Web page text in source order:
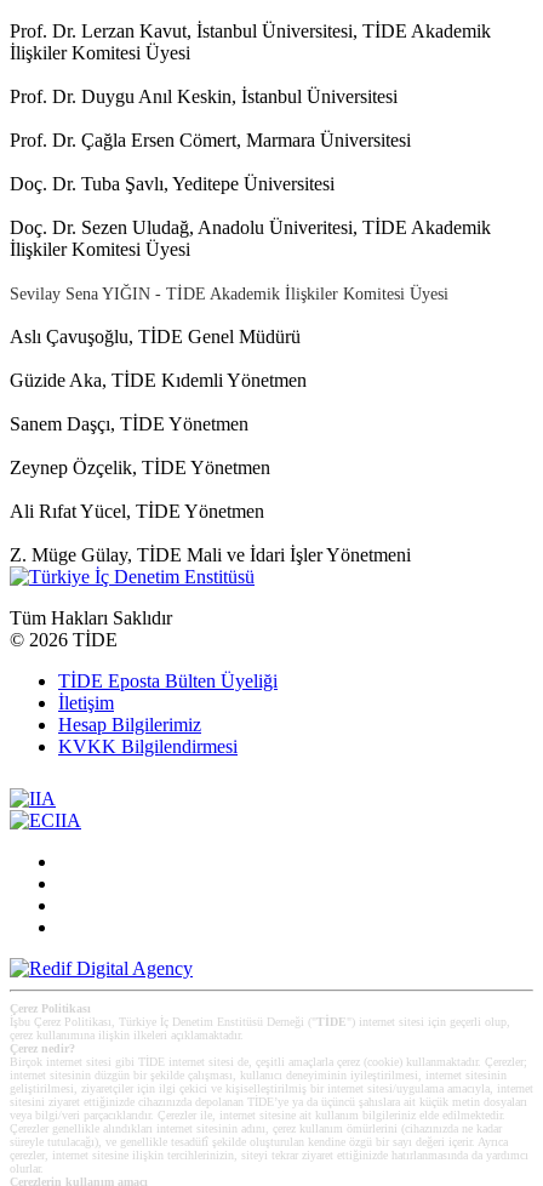
Prof. Dr. Lerzan Kavut, İstanbul Üniversitesi, TİDE Akademik
İlişkiler Komitesi Üyesi
Prof. Dr. Duygu Anıl Keskin, İstanbul Üniversitesi
Prof. Dr. Çağla Ersen Cömert, Marmara Üniversitesi
Doç. Dr. Tuba Şavlı, Yeditepe Üniversitesi
Doç. Dr. Sezen Uludağ, Anadolu Üniveritesi, TİDE Akademik
İlişkiler Komitesi Üyesi
Sevilay Sena YIĞIN - TİDE Akademik İlişkiler Komitesi Üyesi
Aslı Çavuşoğlu, TİDE Genel Müdürü
Güzide Aka, TİDE Kıdemli Yönetmen
Sanem Daşçı, TİDE Yönetmen
Zeynep Özçelik, TİDE Yönetmen
Ali Rıfat Yücel, TİDE Yönetmen
Z. Müge Gülay, TİDE Mali ve İdari İşler Yönetmeni
Tüm Hakları Saklıdır
© 2026 TİDE
TİDE Eposta Bülten Üyeliği
İletişim
Hesap Bilgilerimiz
KVKK Bilgilendirmesi
Çerez Politikası
İşbu Çerez Politikası, Türkiye İç Denetim Enstitüsü Derneği (" TİDE ") internet sitesi için geçerli olup,
çerez kullanımına ilişkin ilkeleri açıklamaktadır.
Çerez nedir?
Birçok internet sitesi gibi TİDE internet sitesi de, çeşitli amaçlarla çerez (cookie) kullanmaktadır. Çerezler;
internet sitesinin düzgün bir şekilde çalışması, kullanıcı deneyiminin iyileştirilmesi, internet sitesinin
geliştirilmesi, ziyaretçiler için ilgi çekici ve kişiselleştirilmiş bir internet sitesi/uygulama amacıyla, internet
sitesini ziyaret ettiğinizde cihazınızda depolanan TİDE’ye ya da üçüncü şahıslara ait küçük metin dosyaları
veya bilgi/veri parçacıklarıdır. Çerezler ile, internet sitesine ait kullanım bilgileriniz elde edilmektedir.
Çerezler genellikle alındıkları internet sitesinin adını, çerez kullanım ömürlerini (cihazınızda ne kadar
süreyle tutulacağı), ve genellikle tesadüfî şekilde oluşturulan kendine özgü bir sayı değeri içerir. Ayrıca
çerezler, internet sitesine ilişkin tercihlerinizin, siteyi tekrar ziyaret ettiğinizde hatırlanmasında da yardımcı
olurlar.
Çerezlerin kullanım amacı